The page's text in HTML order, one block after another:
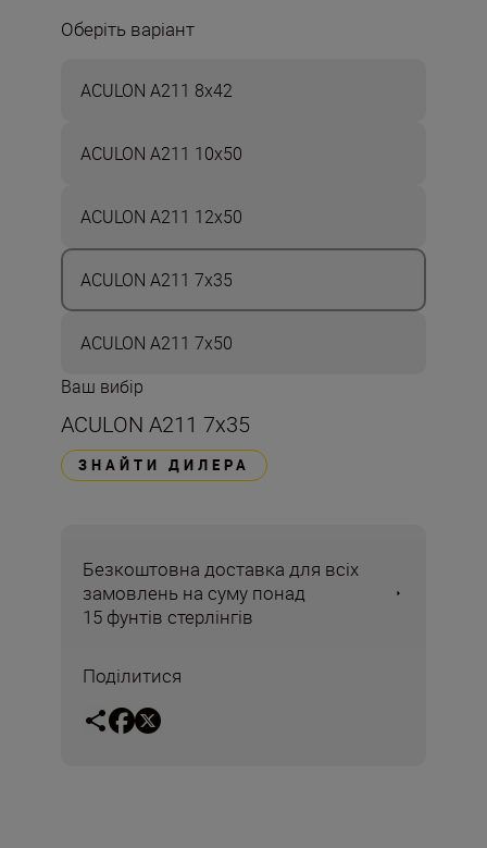
Оберіть варіант
ACULON A211 8x42
ACULON A211 10x50
ACULON A211 12x50
ACULON A211 7x35
ACULON A211 7x50
Ваш вибір
ACULON A211 7x35
ЗНАЙТИ ДИЛЕРА
Безкоштовна доставка для всіх
замовлень на суму понад
15 фунтів стерлінгів
Поділитися